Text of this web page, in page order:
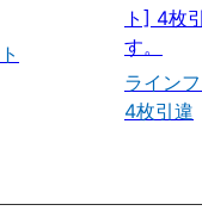
ライン
4枚引違